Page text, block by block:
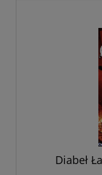
Diabeł